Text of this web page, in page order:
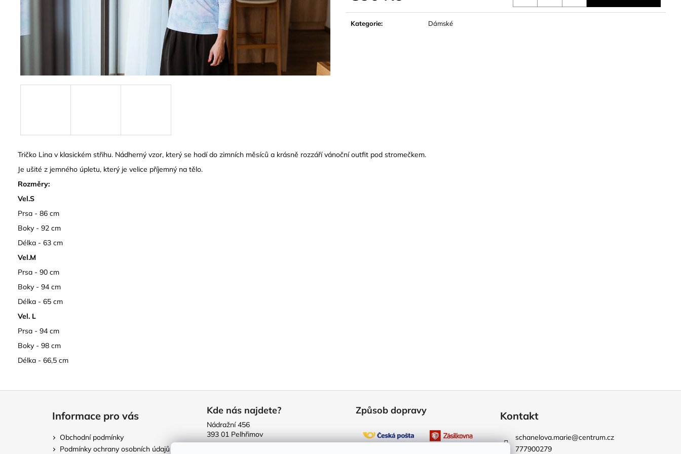
Kategorie: Dámské
Tričko Lina v klasickém střihu. Nádherný vzor, který se hodí do zimních měsíců a krásně rozzáří vánoční outfit pod stromečkem.
Je ušité z jemného úpletu, který je velice příjemný na tělo.
Rozměry:
Vel.S
Prsa - 86 cm
Boky - 92 cm
Délka - 63 cm
Vel.M
Prsa - 90 cm
Boky - 94 cm
Délka - 65 cm
Vel. L
Prsa - 94 cm
Boky - 98 cm
Délka - 66,5 cm
Informace pro vás
Obchodní podmínky
Podmínky ochrany osobních údajů
Kde nás najdete?
Nádražní 456
393 01 Pelhřimov
Způsob dopravy Kontakt
schanelova.marie@centrum.cz
777900279